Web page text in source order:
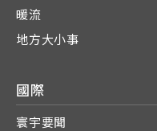
暖流
地方大小事
國際
寰宇要聞